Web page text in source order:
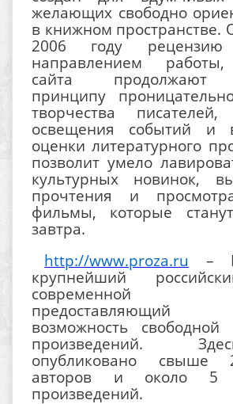
желающих свободно
в книжном пространстве.
2006 году рецензию
направлением работы,
сайта продолжают
принципу
творчества писателей,
освещения событий и
оценки литературного
позволит умело
культурных новинок,
прочтения и
фильмы, которые
завтра.
http://www.proza.ru –
крупнейший
современной
предоставляющий
возможность свободной
произведений.
опубликовано свыше
авторов и около 5
произведений.